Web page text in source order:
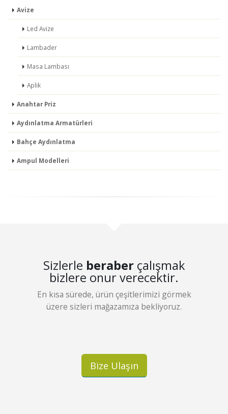
Avize
Led Avize
Lambader
Masa Lambası
Aplik
Anahtar Priz
Aydınlatma Armatürleri
Bahçe Aydınlatma
Ampul Modelleri
Sizlerle beraber çalışmak
bizlere onur verecektir.
En kısa sürede, ürün çeşitlerimizi görmek
üzere sizleri mağazamıza bekliyoruz.
Bize Ulaşın